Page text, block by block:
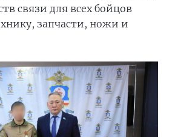
связи для всех бойцов
запчасти, ножи и